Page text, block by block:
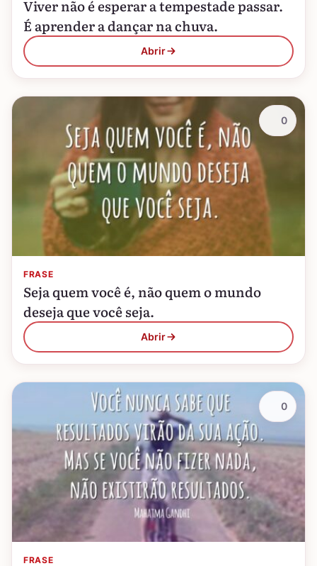
Viver não é esperar a tempestade passar.
É aprender a dançar na chuva.
Abrir
FRASE
Seja quem você é, não quem o mundo
deseja que você seja.
Abrir
0
FRASE
0